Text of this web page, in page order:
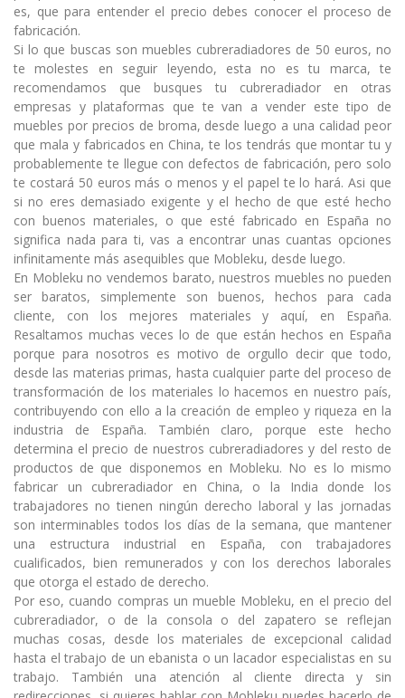
es, que para entender el precio debes conocer el proceso de
fabricación.
Si lo que buscas son muebles cubreradiadores de 50 euros, no
te molestes en seguir leyendo, esta no es tu marca, te
recomendamos que busques tu cubreradiador en otras
empresas y plataformas que te van a vender este tipo de
muebles por precios de broma, desde luego a una calidad peor
que mala y fabricados en China, te los tendrás que montar tu y
probablemente te llegue con defectos de fabricación, pero solo
te costará 50 euros más o menos y el papel te lo hará. Asi que
si no eres demasiado exigente y el hecho de que esté hecho
con buenos materiales, o que esté fabricado en España no
significa nada para ti, vas a encontrar unas cuantas opciones
infinitamente más asequibles que Mobleku, desde luego.
En Mobleku no vendemos barato, nuestros muebles no pueden
ser baratos, simplemente son buenos, hechos para cada
cliente, con los mejores materiales y aquí, en España.
Resaltamos muchas veces lo de que están hechos en España
porque para nosotros es motivo de orgullo decir que todo,
desde las materias primas, hasta cualquier parte del proceso de
transformación de los materiales lo hacemos en nuestro país,
contribuyendo con ello a la creación de empleo y riqueza en la
industria de España. También claro, porque este hecho
determina el precio de nuestros cubreradiadores y del resto de
productos de que disponemos en Mobleku. No es lo mismo
fabricar un cubreradiador en China, o la India donde los
trabajadores no tienen ningún derecho laboral y las jornadas
son interminables todos los días de la semana, que mantener
una estructura industrial en España, con trabajadores
cualificados, bien remunerados y con los derechos laborales
que otorga el estado de derecho.
Por eso, cuando compras un mueble Mobleku, en el precio del
cubreradiador, o de la consola o del zapatero se reflejan
muchas cosas, desde los materiales de excepcional calidad
hasta el trabajo de un ebanista o un lacador especialistas en su
trabajo. También una atención al cliente directa y sin